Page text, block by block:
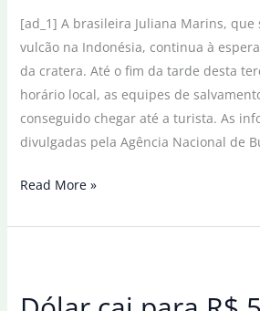
[ad_1] A brasileira Juliana Marins,
vulcão na Indonésia, continua à
da cratera. Até o fim da tarde desta
horário local, as equipes de
conseguido chegar até a turista. As
divulgadas pela Agência Nacional de
Brasileira
à
resgate
Read More »